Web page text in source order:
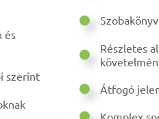
és
szerint
Részletes
Átfogó
Komplex